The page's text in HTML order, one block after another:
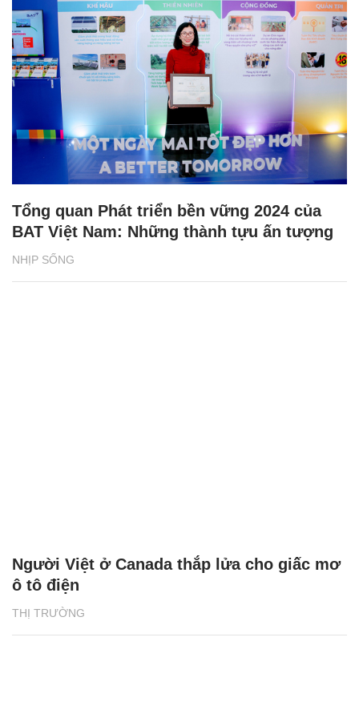
NHỊP SỐNG
Tổng quan Phát triển bền vững 2024 của
BAT Việt Nam: Những thành tựu ấn tượng
THỊ TRƯỜNG
Người Việt ở Canada thắp lửa cho giấc mơ
ô tô điện